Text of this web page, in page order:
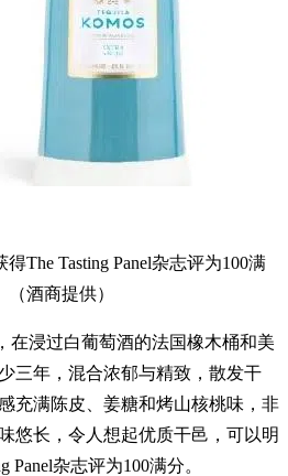
The Tasting Panel杂志评为100满
（酒商提供）
在浸过白葡萄酒的法国橡木桶和美
三年，混合浓郁与精致，散发干
充满陈皮、姜糖和烤山核桃味，非
悠长，令人想起优质干邑，可以明
Panel杂志评为100满分。